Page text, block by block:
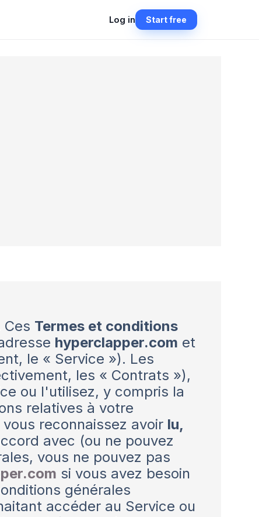
Log in Start free
Ces Termes et conditions
hyperclapper.com et
le « Service »). Les
les « Contrats »),
ou l'utilisez, y compris la
relatives à votre
reconnaissez avoir lu,
avec (ou ne pouvez
vous ne pouvez pas
si vous avez besoin
générales
accéder au Service ou